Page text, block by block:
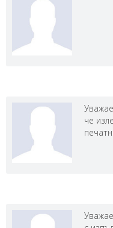
ДЕН
19.10
20.10
четвъртък
че